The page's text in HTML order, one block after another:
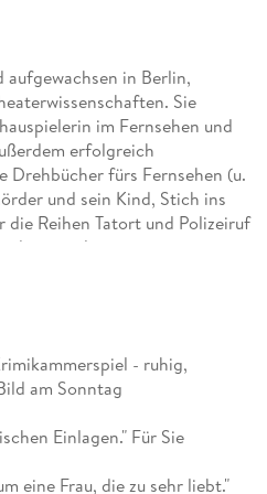
aufgewachsen in Berlin,
Sie
im Fernsehen und
erfolgreich
Drehbücher fürs Fernsehen (u.
und sein Kind, Stich ins
die Reihen Tatort und Polizeiruf
war ein
- ruhig,
am Sonntag
Einlagen." Für Sie
eine Frau, die zu sehr liebt."